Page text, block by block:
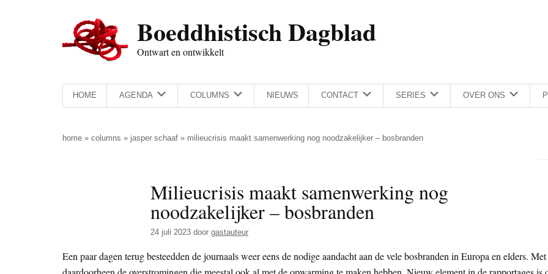
Boeddhistisch Dagblad
Ontwart en ontwikkelt
HOME AGENDA COLUMNS NIEUWS CONTACT SERIES OVER ONS
home » columns » jasper schaaf » milieucrisis maakt samenwerking nog noodzakelijker – bosbranden
Milieucrisis maakt samenwerking nog
noodzakelijker – bosbranden
24 juli 2023 door gastauteur
Een paar dagen terug besteedden de journaals weer eens de nodige aandacht aan de vele bosbranden in Europa en elders. Met